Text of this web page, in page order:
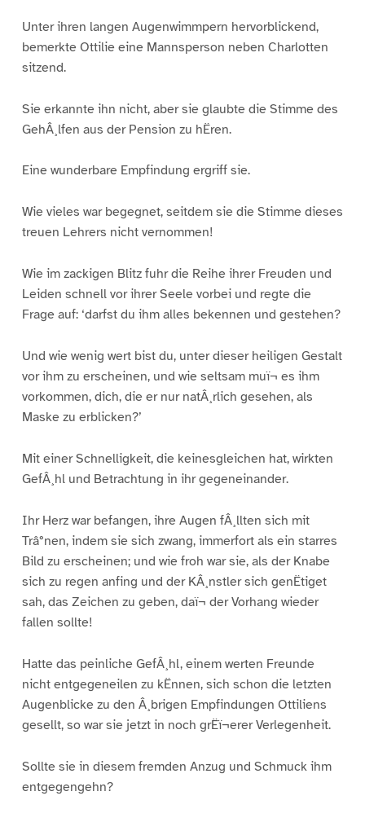
Unter ihren langen Augenwimmpern hervorblickend,
bemerkte Ottilie eine Mannsperson neben Charlotten
sitzend.
Sie erkannte ihn nicht, aber sie glaubte die Stimme des
GehÂ¸lfen aus der Pension zu hËren.
Eine wunderbare Empfindung ergriff sie.
Wie vieles war begegnet, seitdem sie die Stimme dieses
treuen Lehrers nicht vernommen!
Wie im zackigen Blitz fuhr die Reihe ihrer Freuden und
Leiden schnell vor ihrer Seele vorbei und regte die
Frage auf: ‘darfst du ihm alles bekennen und gestehen?
Und wie wenig wert bist du, unter dieser heiligen Gestalt
vor ihm zu erscheinen, und wie seltsam muï¬ es ihm
vorkommen, dich, die er nur natÂ¸rlich gesehen, als
Maske zu erblicken?’
Mit einer Schnelligkeit, die keinesgleichen hat, wirkten
GefÂ¸hl und Betrachtung in ihr gegeneinander.
Ihr Herz war befangen, ihre Augen fÂ¸llten sich mit
Trâ°nen, indem sie sich zwang, immerfort als ein starres
Bild zu erscheinen; und wie froh war sie, als der Knabe
sich zu regen anfing und der KÂ¸nstler sich genËtiget
sah, das Zeichen zu geben, daï¬ der Vorhang wieder
fallen sollte!
Hatte das peinliche GefÂ¸hl, einem werten Freunde
nicht entgegeneilen zu kËnnen, sich schon die letzten
Augenblicke zu den Â¸brigen Empfindungen Ottiliens
gesellt, so war sie jetzt in noch grËï¬erer Verlegenheit.
Sollte sie in diesem fremden Anzug und Schmuck ihm
entgegengehn?